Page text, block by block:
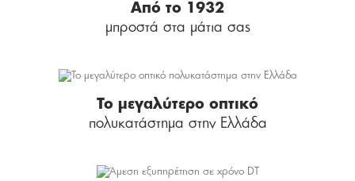
Από το 1932
μπροστά στα μάτια σας
Το μεγαλύτερο οπτικό
πολυκατάστημα στην Ελλάδα